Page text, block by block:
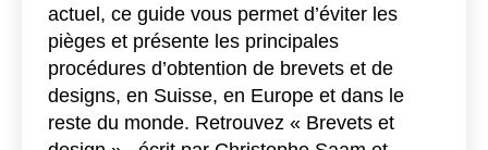
actuel, ce guide vous permet d’éviter les
pièges et présente les principales
procédures d’obtention de brevets et de
designs, en Suisse, en Europe et dans le
reste du monde. Retrouvez « Brevets et